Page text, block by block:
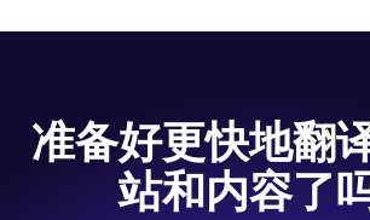
准备好更快地翻
站和内容了